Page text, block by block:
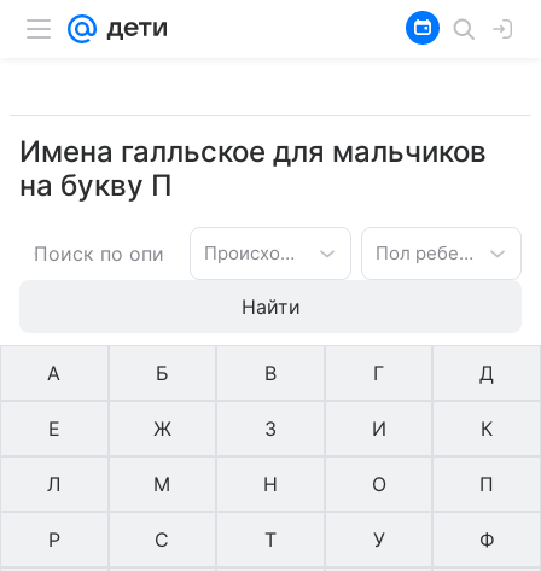
Имена галльское для мальчиков
на букву П
Происхождение имени Пол ребенка
Найти
А Б В Г Д
Е Ж З И К
Л М Н О П
Р С Т У Ф